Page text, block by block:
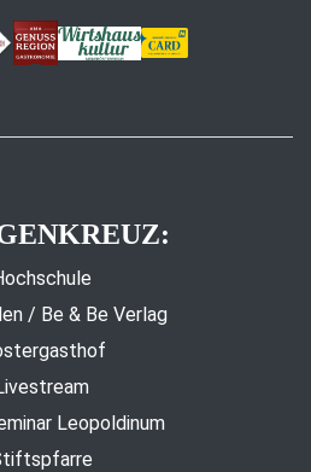
/ Be & Be Verlag
Leopoldinum